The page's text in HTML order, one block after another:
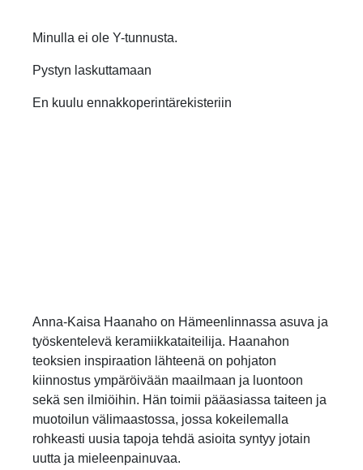
Minulla ei ole Y-tunnusta.
Pystyn laskuttamaan
En kuulu ennakkoperintärekisteriin
Anna-Kaisa Haanaho on Hämeenlinnassa asuva ja
työskentelevä keramiikkataiteilija. Haanahon
teoksien inspiraation lähteenä on pohjaton
kiinnostus ympäröivään maailmaan ja luontoon
sekä sen ilmiöihin. Hän toimii pääasiassa taiteen ja
muotoilun välimaastossa, jossa kokeilemalla
rohkeasti uusia tapoja tehdä asioita syntyy jotain
uutta ja mieleenpainuvaa.